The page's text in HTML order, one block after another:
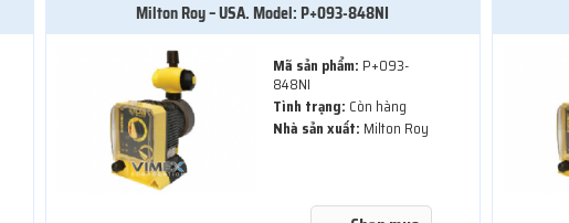
Milton Roy – USA. Model: P+093-848NI
Mã sản phẩm: P+093-
848NI
Tình trạng: Còn hàng
Nhà sản xuất: Milton Roy